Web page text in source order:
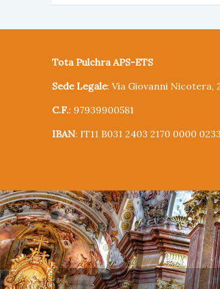
Tota Pulchra APS-ETS
Sede Legale: Via Giovanni Nicotera,
C.F.: 97939900581
IBAN: IT11 B031 2403 2170 0000